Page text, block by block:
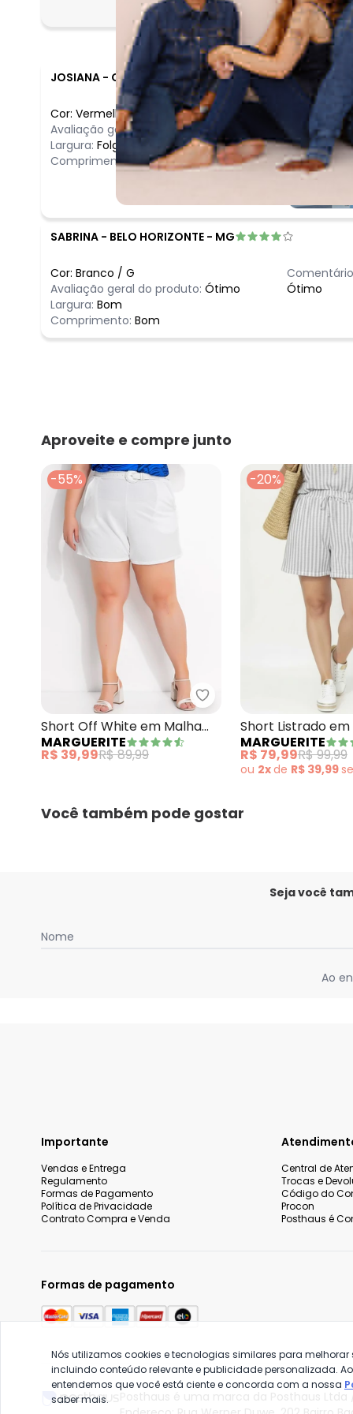
Folgado
JOSIANA - CAMPO LIMPO PAULISTA - SP
Cor: Vermelho/
Avaliação geral do produto: Ótimo
Largura: Folgado
Comprimento:Longo
SABRINA - BELO HORIZONTE - MG
Cor: Branco / G
Avaliação geral do produto: Ótimo
Largura: Bom
Comprimento: Bom
Ótimo
Aproveite e compre junto
-55%
Marguerite - Short Off
Short Off White em Malha
Anarruga
MARGUERITE
R$ 39,99R$ 89,99
-20%
Short Listrado
Plano
MARGUERITE
R$ 79,99R$ 99,99
ou 2xde R$ 39,99
Você também pode gostar
Seja você
Nome
Ao
Importante
Vendas e Entrega
Regulamento
Formas de Pagamento
Política de Privacidade
Contrato Compra e Venda
Central de
Trocas e
Código do
Procon
Posthaus é
Formas de pagamento
Nós utilizamos cookies e tecnologias similares para
incluindo conteúdo relevante e publicidade personalizada.
entendemos que você está ciente e concorda com a nossa
saber mais.